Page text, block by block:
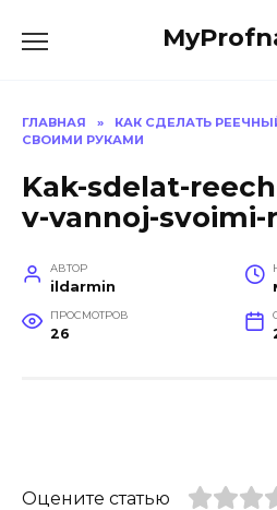
ГЛАВНАЯ »
КАК СДЕЛАТЬ
СВОИМИ РУКАМИ
Kak-sdelat-
v-vannoj-
АВТОР
ildarmin
ПРОСМОТРОВ
26
Оцените статью